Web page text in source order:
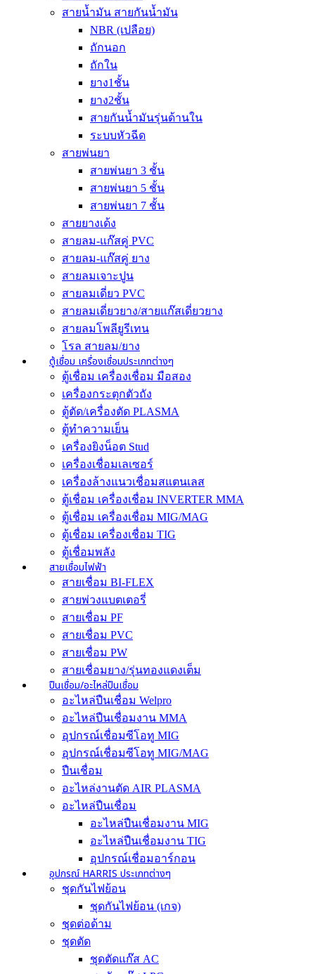
สายน้ำมัน สายกันน้ำมัน
NBR (เปลือย)
ถักนอก
ถักใน
ยาง1ชั้น
ยาง2ชั้น
สายกันน้ำมันรุ่นด้านใน
ระบบหัวฉีด
สายพ่นยา
สายพ่นยา 3 ชั้น
สายพ่นยา 5 ชั้น
สายพ่นยา 7 ชั้น
สายยางเด้ง
สายลม-แก๊สคู่ PVC
สายลม-แก๊สคู่ ยาง
สายลมเจาะปูน
สายลมเดี่ยว PVC
สายลมเดี่ยวยาง/สายแก๊สเดี่ยวยาง
สายลมโพลียูรีเทน
โรล สายลม/ยาง
ตู้เชื่อม เครื่องเชื่อมประเภทต่างๆ
ตู้เชื่อม เครื่องเชื่อม มือสอง
เครื่องกระตุกตัวถัง
ตู้ตัด/เครื่องตัด PLASMA
ตู้ทำความเย็น
เครื่องยิงน็อต Stud
เครื่องเชื่อมเลเซอร์
เครื่องล้างแนวเชื่อมสแตนเลส
ตู้เชื่อม เครื่องเชื่อม INVERTER MMA
ตู้เชื่อม เครื่องเชื่อม MIG/MAG
ตู้เชื่อม เครื่องเชื่อม TIG
ตู้เชื่อมพลัง
สายเชื่อมไฟฟ้า
สายเชื่อม BI-FLEX
สายพ่วงแบตเตอรี่
สายเชื่อม PF
สายเชื่อม PVC
สายเชื่อม PW
สายเชื่อมยาง/รุ่นทองแดงเต็ม
ปืนเชื่อม/อะไหล่ปืนเชื่อม
อะไหล่ปืนเชื่อม Welpro
อะไหล่ปืนเชื่อมงาน MMA
อุปกรณ์เชื่อมซีโอทู MIG
อุปกรณ์เชื่อมซีโอทู MIG/MAG
ปืนเชื่อม
อะไหล่งานตัด AIR PLASMA
อะไหล่ปืนเชื่อม
อะไหล่ปืนเชื่อมงาน MIG
อะไหล่ปืนเชื่อมงาน TIG
อุปกรณ์เชื่อมอาร์กอน
อุปกรณ์ HARRIS ประเภทต่างๆ
ชุดกันไฟย้อน
ชุดกันไฟย้อน (เกจ)
ชุดต่อด้าม
ชุดตัด
ชุดตัดแก๊ส AC